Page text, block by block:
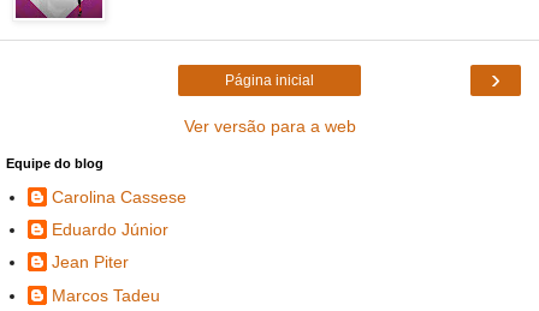
›
Página inicial
Ver versão para a web
Equipe do blog
Carolina Cassese
Eduardo Júnior
Jean Piter
Marcos Tadeu